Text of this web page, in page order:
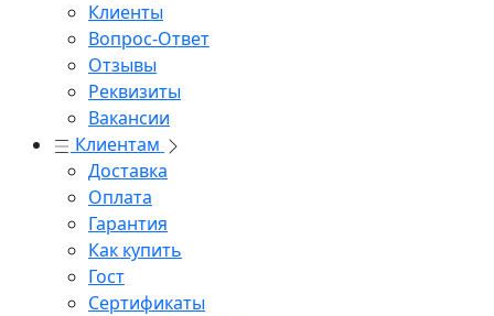
Клиенты
Вопрос-Ответ
Отзывы
Реквизиты
Вакансии
Клиентам
Доставка
Оплата
Гарантия
Как купить
Гост
Сертификаты